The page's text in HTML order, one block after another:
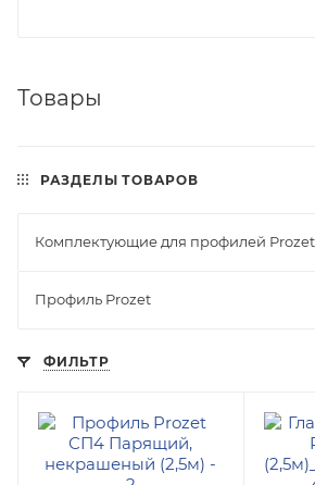
Товары
РАЗДЕЛЫ ТОВАРОВ
Комплектующие для профилей Prozet
Профиль Prozet
ФИЛЬТР